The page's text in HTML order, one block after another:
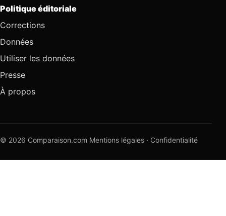
Politique éditoriale
Corrections
Données
Utiliser les données
Presse
À propos
© 2026 Comparaison.com Mentions légales · Confidentialité